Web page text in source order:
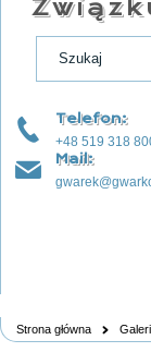
Telefon:
+48 519 318
Mail:
Strona główna